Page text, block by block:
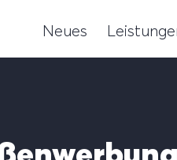
Neues